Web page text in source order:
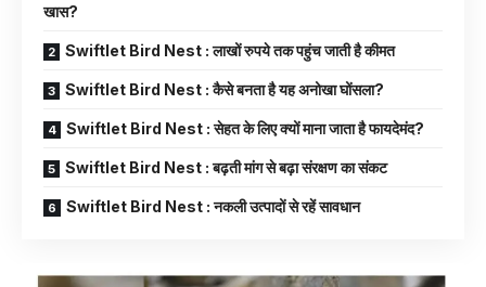
खास?
Swiftlet Bird Nest : लाखों रुपये तक पहुंच जाती है कीमत
Swiftlet Bird Nest : कैसे बनता है यह अनोखा घोंसला?
Swiftlet Bird Nest : सेहत के लिए क्यों माना जाता है फायदेमंद?
Swiftlet Bird Nest : बढ़ती मांग से बढ़ा संरक्षण का संकट
Swiftlet Bird Nest : नकली उत्पादों से रहें सावधान